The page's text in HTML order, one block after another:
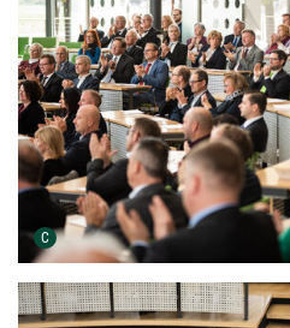
C Urheber der Grafik: